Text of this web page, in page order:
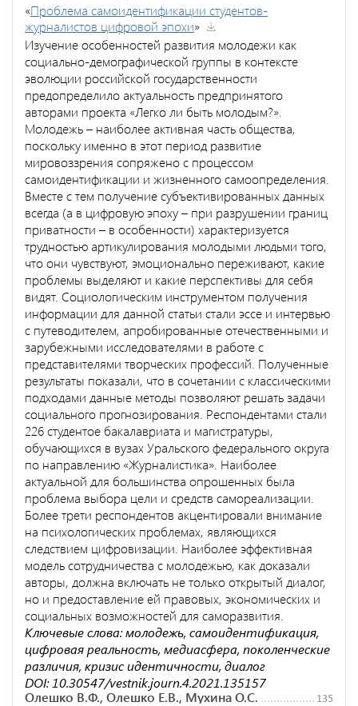
«Проблема самоидентификации студентов-
журналистов цифровой эпохи»
Изучение особенностей развития молодежи как
социально-демографической группы в контексте
эволюции российской государственности
предопределило актуальность предпринятого
авторами проекта «Легко ли быть молодым?».
Молодежь – наиболее активная часть общества,
поскольку именно в этот период развитие
мировоззрения сопряжено с процессом
самоидентификации и жизненного самоопределения.
Вместе с тем получение субъективированных данных
всегда (а в цифровую эпоху – при разрушении границ
приватности – в особенности) характеризуется
трудностью артикулирования молодыми людьми того,
что они чувствуют, эмоционально переживают, какие
проблемы выделяют и какие перспективы для себя
видят. Социологическим инструментом получения
информации для данной статьи стали эссе и интервью
с путеводителем, апробированные отечественными и
зарубежными исследователями в работе с
представителями творческих профессий. Полученные
результаты показали, что в сочетании с классическими
подходами данные методы позволяют решать задачи
социального прогнозирования. Респондентами стали
226 студентое бакалавриата и магистратуры,
обучающихся в вузах Уральского федерального округа
по направлению «Журналистика». Наиболее
актуальной для большинства опрошенных была
проблема выбора цели и средств самореализации.
Более трети респондентов акцентировали внимание
на психологических проблемах, являющихся
следствием цифровизации. Наиболее эффективная
модель сотрудничества с молодежью, как доказали
авторы, должна включать не только открытый диалог,
но и предоставление ей правовых, экономических и
социальных возможностей для саморазвития.
Ключевые слова: молодежь, самоидентификация,
цифровая реальность, медиасфера, поколенческие
различия, кризис идентичности, диалог
DOI: 10.30547/vestnik.journ.4.2021.135157
Олешко В.Ф., Олешко Е.В., Мухина О.С.
135